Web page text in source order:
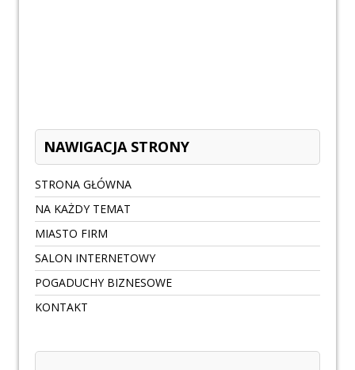
NAWIGACJA STRONY
STRONA GŁÓWNA
NA KAŻDY TEMAT
MIASTO FIRM
SALON INTERNETOWY
POGADUCHY BIZNESOWE
KONTAKT